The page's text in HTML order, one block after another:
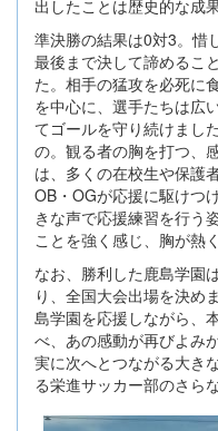
出したことは歴史的な成果
準決勝の結果は0対3。惜
最後まで決して諦めるこ
た。相手の猛攻を必死に
を中心に、選手たちは広
てゴールを守り続けまし
の。観る者の胸を打つ、
は、多くの在校生や保護
OB・OGが応援に駆けつ
きな声で応援練習を行う
ことを強く感じ、胸が熱
なお、勝利した鹿島学園
り、全国大会出場を決め
島学園を応援しながら、
べ、あの感動が再びよみ
実に次へとつながる大き
る栄進サッカー部のさら